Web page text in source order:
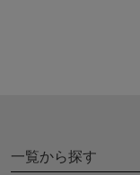
一覧から探す